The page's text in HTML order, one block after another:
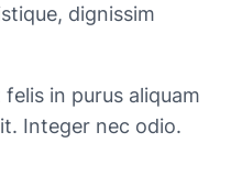
dignissim
in purus aliquam
Integer nec odio.